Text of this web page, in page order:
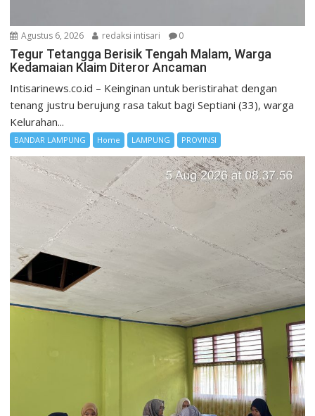
Agustus 6, 2026 redaksi intisari 0
Tegur Tetangga Berisik Tengah Malam, Warga
Kedamaian Klaim Diteror Ancaman
Intisarinews.co.id – Keinginan untuk beristirahat dengan
tenang justru berujung rasa takut bagi Septiani (33), warga
Kelurahan...
BANDAR LAMPUNG Home LAMPUNG PROVINSI